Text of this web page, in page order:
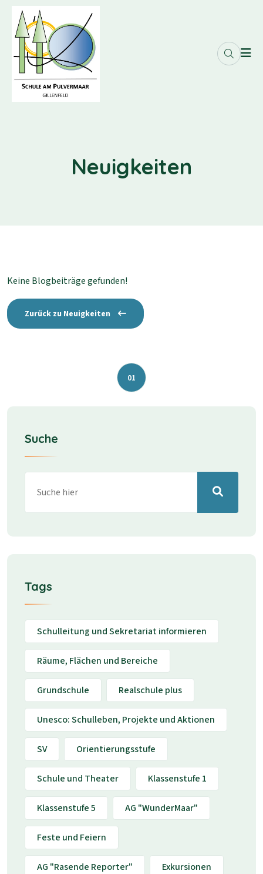
Neuigkeiten
Keine Blogbeiträge gefunden!
Zurück zu Neuigkeiten
01
Suche
Tags
Schulleitung und Sekretariat informieren
Räume, Flächen und Bereiche
Grundschule Realschule plus
Unesco: Schulleben, Projekte und Aktionen
SV Orientierungsstufe
Schule und Theater Klassenstufe 1
Klassenstufe 5 AG "WunderMaar"
Feste und Feiern
AG "Rasende Reporter" Exkursionen